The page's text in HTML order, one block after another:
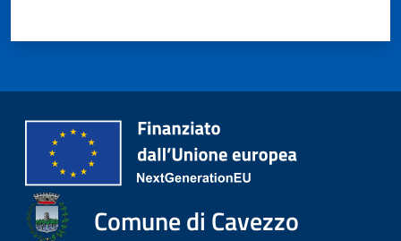
Comune di Cavezzo